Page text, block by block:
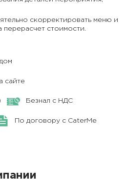
скорректировать меню и
перерасчет стоимости.
сайте
Безнал с НДС
По договору с CaterMe